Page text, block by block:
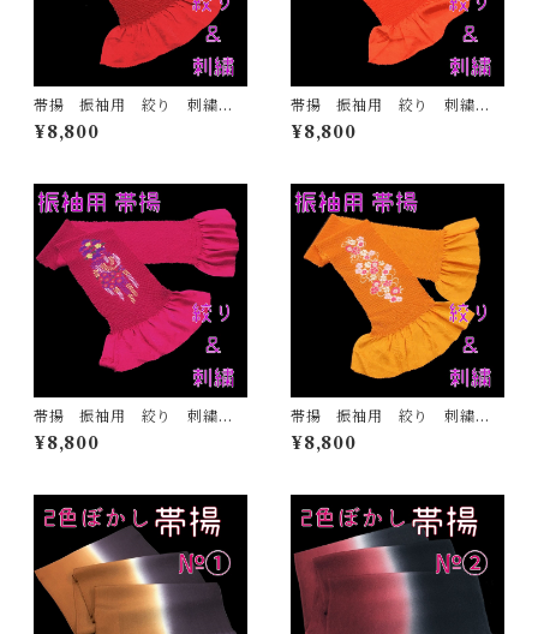
帯揚 振袖用 絞り 刺繍
赤 正絹 日本製 着物 ふ
りそで ママ振 成人式
¥8,800
帯揚 振袖用 絞り 刺繍
オレンジ 正絹 日本製 着
物 ふりそで ママ振 成人
¥8,800
帯揚 振袖用 絞り 刺繍
赤紫 正絹 日本製 着物
ふりそで ママ振 成人式
¥8,800
帯揚 振袖用 絞り 刺繍
山吹色 正絹 日本製 着
物 ふりそで ママ振 成人
¥8,800